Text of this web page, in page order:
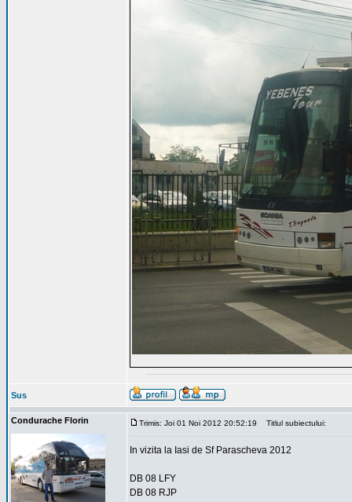
Sus
Condurache Florin Trimis: Joi 01 Noi 2012 20:52:19 Titlul subiectului:
In vizita la Iasi de Sf Parascheva 2012
DB 08 LFY
DB 08 RJP